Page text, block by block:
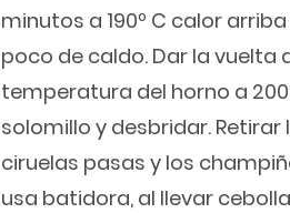
minutos a 190º C calor
poco de caldo. Dar la vuelta
temperatura del horno a
solomillo y desbridar.
ciruelas pasas y los
usa batidora, al llevar